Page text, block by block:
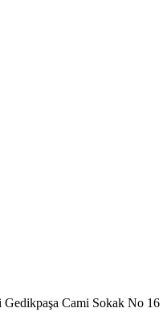
Cami Sokak No 16